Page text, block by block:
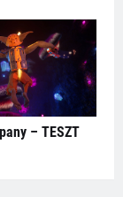
– TESZT